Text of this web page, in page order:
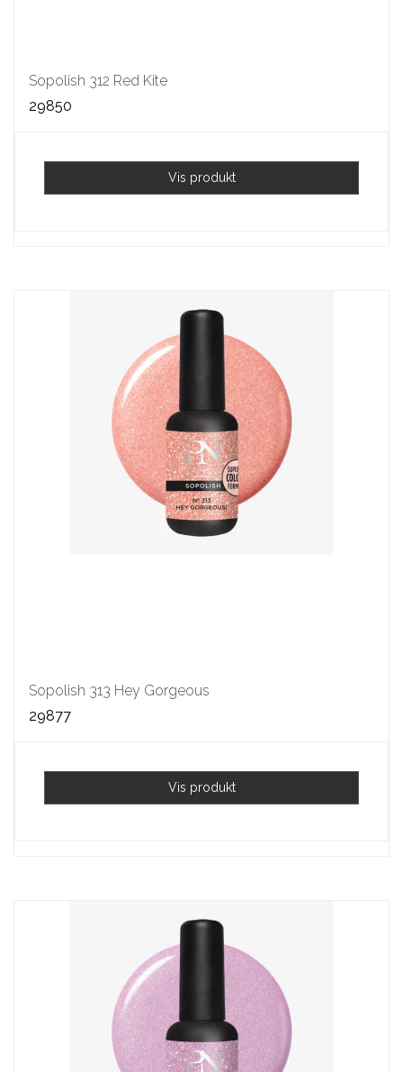
Sopolish 312 Red Kite
29850
Vis produkt
Sopolish 313 Hey Gorgeous
29877
Vis produkt